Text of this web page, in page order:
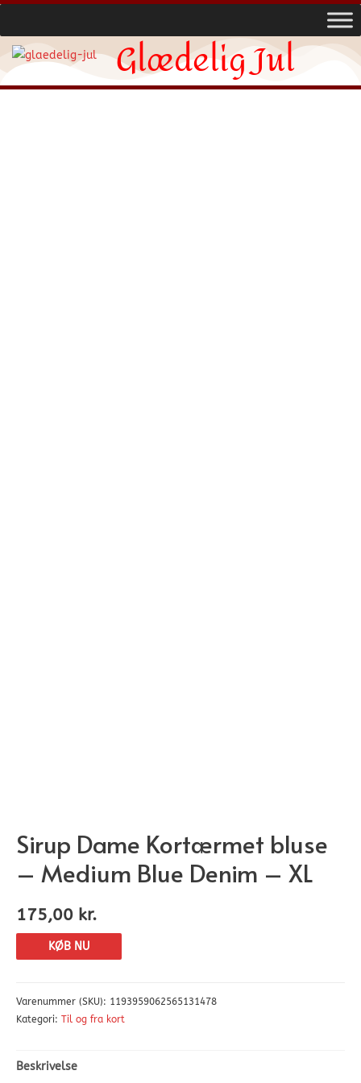
Glædelig Jul
Sirup Dame Kortærmet bluse
– Medium Blue Denim – XL
175,00 kr.
KØB NU
Varenummer (SKU): 1193959062565131478
Kategori: Til og fra kort
Beskrivelse